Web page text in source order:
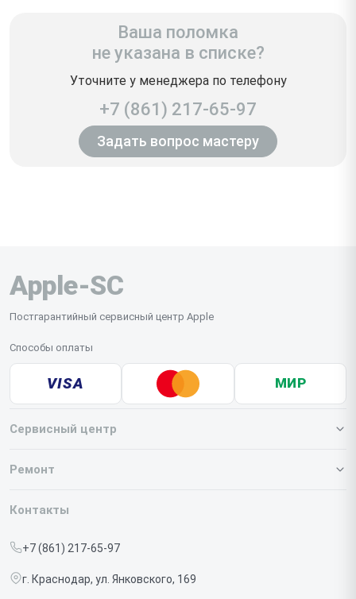
Ваша поломка
не указана в списке?
Уточните у менеджера по телефону
+7 (861) 217-65-97
Задать вопрос мастеру
Apple-SC
Постгарантийный сервисный центр Apple
Способы оплаты
VISA МИР
Сервисный центр
О нашем сервисе
Срочный ремонт
Доставка и способы оплаты
Ремонт
Iphone
Контакты
+7 (861) 217-65-97
г. Краснодар, ул. Янковского, 169